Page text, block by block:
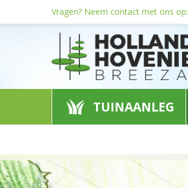
Vragen? Neem contact met ons op:
TUINAANLEG